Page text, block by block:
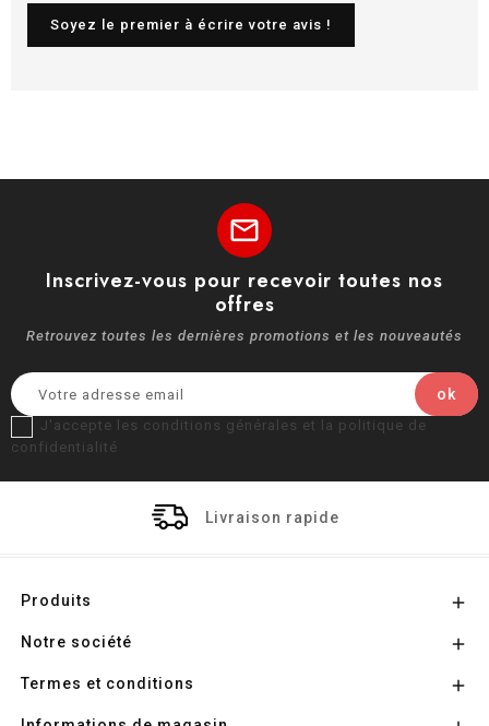
Soyez le premier à écrire votre avis !
mail
Inscrivez-vous pour recevoir toutes nos
offres
Retrouvez toutes les dernières promotions et les nouveautés
J'accepte les conditions générales et la politique de
confidentialité
Livraison rapide
Produits 
Notre société 
Termes et conditions 